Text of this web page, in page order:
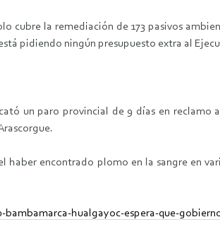
cubre la remediación de 173 pasivos
pidiendo ningún presupuesto extra al
un paro provincial de 9 días en reclamo
haber encontrado plomo en la sangre en
hualgayoc-espera-que-